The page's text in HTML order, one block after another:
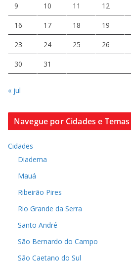
9 10 11 12
16 17 18 19
23 24 25 26
30 31
« jul
Navegue por Cidades e Temas
Cidades
Diadema
Mauá
Ribeirão Pires
Rio Grande da Serra
Santo André
São Bernardo do Campo
São Caetano do Sul